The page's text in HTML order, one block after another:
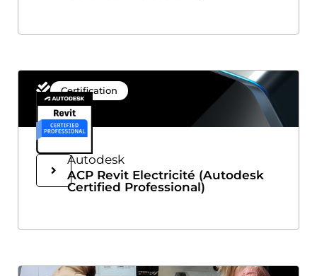
Certification
Autodesk
ACP Revit Electricité (Autodesk
Certified Professional)